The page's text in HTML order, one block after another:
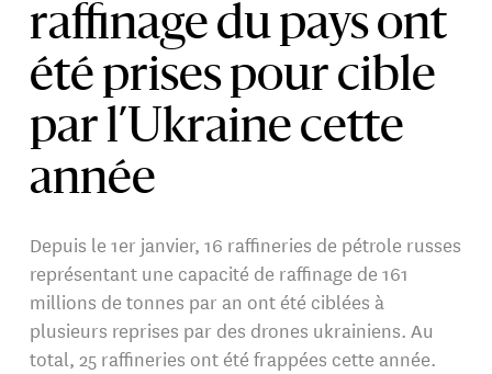
raffinage du pays ont
été prises pour cible
par l’Ukraine cette
année
Depuis le 1er janvier, 16 raffineries de pétrole russes
représentant une capacité de raffinage de 161
millions de tonnes par an ont été ciblées à
plusieurs reprises par des drones ukrainiens. Au
total, 25 raffineries ont été frappées cette année.